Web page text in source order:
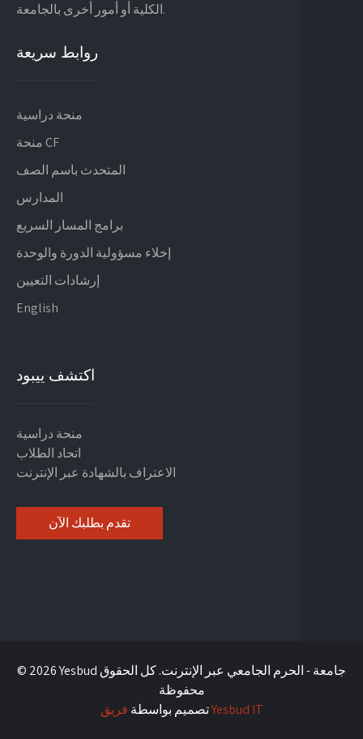
الكلية أو أمور أخرى بالجامعة.
روابط سريعة
منحة دراسية
منحة CF
المتحدث باسم الصف
المدارس
برامج المسار السريع
إخلاء مسؤولية الدورة والوحدة
إرشادات التعيين
English
اكتشف ييبود
منحة دراسية
اتحاد الطلاب
الاعتراف بالشهادة عبر الإنترنت
تقدم بطلبك الآن
© 2026 Yesbud جامعة - الحرم الجامعي عبر الإنترنت. كل الحقوق
محفوظة
تصميم بواسطةفريق Yesbud IT